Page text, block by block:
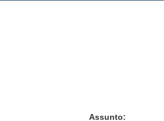
Assunto: